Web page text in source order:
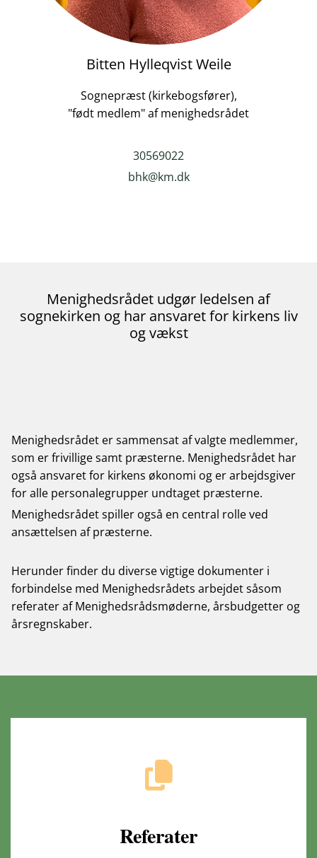
Bitten Hylleqvist Weile
Sognepræst (kirkebogsfører),
"født medlem" af menighedsrådet
30569022
bhk@km.dk
Menighedsrådet udgør ledelsen af
sognekirken og har ansvaret for kirkens liv
og vækst
Menighedsrådet er sammensat af valgte medlemmer,
som er frivillige samt præsterne. Menighedsrådet har
også ansvaret for kirkens økonomi og er arbejdsgiver
for alle personalegrupper undtaget præsterne.
Menighedsrådet spiller også en central rolle ved
ansættelsen af præsterne.
Herunder finder du diverse vigtige dokumenter i
forbindelse med Menighedsrådets arbejdet såsom
referater af Menighedsrådsmøderne, årsbudgetter og
årsregnskaber.
Referater